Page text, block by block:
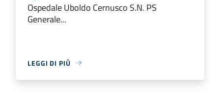
Ospedale Uboldo Cernusco S.N. PS
Generale...
LEGGI DI PIÙ